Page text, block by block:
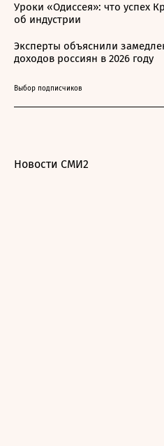
Уроки «Одиссея»: что успех
об индустрии
Эксперты объяснили
доходов россиян в 2026 году
Выбор подписчиков
Новости СМИ2